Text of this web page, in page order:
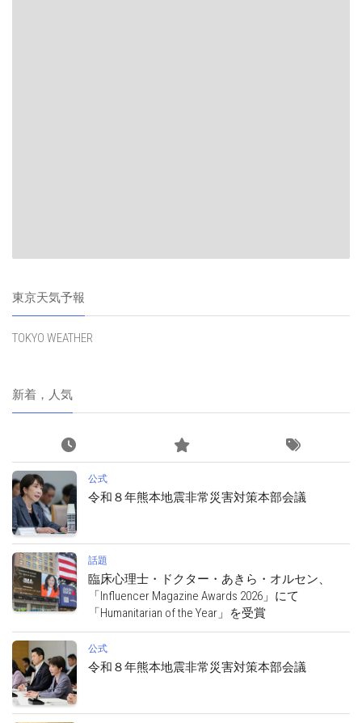
東京天気予報
TOKYO WEATHER
新着，人気
公式
令和８年熊本地震非常災害対策本部会議
話題
臨床心理士・ドクター・あきら・オルセン、
「Influencer Magazine Awards 2026」にて
「Humanitarian of the Year」を受賞
公式
令和８年熊本地震非常災害対策本部会議